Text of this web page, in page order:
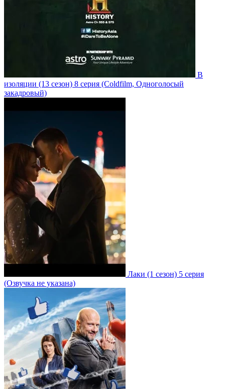
В
изоляции (13 сезон) 8 серия (Coldfilm, Одноголосый
закадровый)
Лаки (1 сезон) 5 серия
(Озвучка не указана)